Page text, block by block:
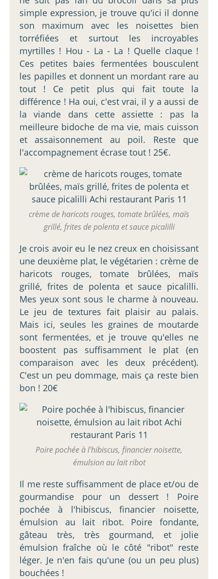
simple expression, je trouve qu'ici il donne
son maximum avec les noisettes bien
torréfiées et surtout les incroyables
myrtilles ! Hou - La - La ! Quelle claque !
Ces petites baies fermentées bousculent
les papilles et donnent un mordant rare au
tout ! Ce petit plus qui fait toute la
différence ! Ha oui, c'est vrai, il y a aussi de
la viande dans cette assiette : pas la
meilleure bidoche de ma vie, mais cuisson
et assaisonnement au poil. Reste que
l'accompagnement écrase tout ! 25€.
crème de haricots rouges, tomate brûlées, maïs
grillé, frites de polenta et sauce picalilli
Je crois avoir eu le nez creux en choisissant
une deuxième plat, le végétarien : crème de
haricots rouges, tomate brûlées, maïs
grillé, frites de polenta et sauce picalilli.
Mes yeux sont sous le charme à nouveau.
Le jeu de textures fait plaisir au palais.
Mais ici, seules les graines de moutarde
sont fermentées, et je trouve qu'elles ne
boostent pas suffisamment le plat (en
comparaison avec les deux précédent).
C'est un peu dommage, mais ça reste bien
bon ! 20€
Poire pochée à l'hibiscus, financier noisette,
émulsion au lait ribot
Il me reste suffisamment de place et/ou de
gourmandise pour un dessert ! Poire
pochée à l'hibiscus, financier noisette,
émulsion au lait ribot. Poire fondante,
gâteau très, très gourmand, et jolie
émulsion fraîche où le côté "ribot" reste
léger. Je n'en fais qu'une (ou un peu plus)
bouchées !